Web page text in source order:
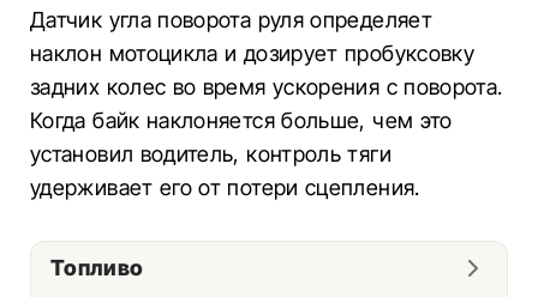
Датчик угла поворота руля определяет
наклон мотоцикла и дозирует пробуксовку
задних колес во время ускорения с поворота.
Когда байк наклоняется больше, чем это
установил водитель, контроль тяги
удерживает его от потери сцепления.
Топливо